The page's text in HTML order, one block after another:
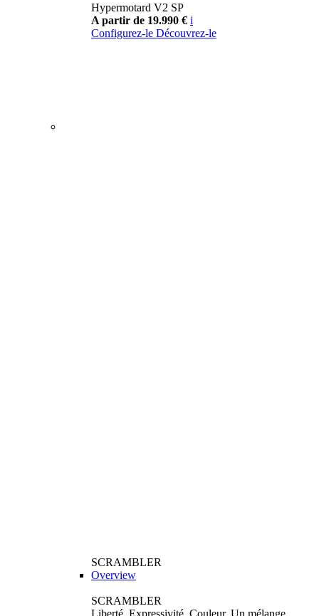
Hypermotard V2 SP
A partir de 19.990 € i
Configurez-le Découvrez-le
SCRAMBLER
Overview
SCRAMBLER